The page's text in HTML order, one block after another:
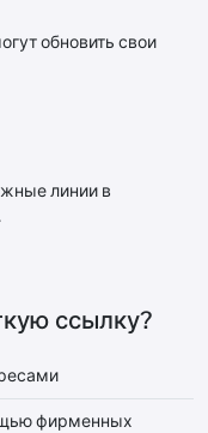
обновить свои
линии в
ссылку?
фирменных